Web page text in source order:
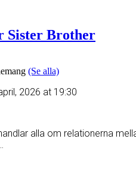
Sister Brother
(Se alla)
2026 at 19:30
alla om relationerna